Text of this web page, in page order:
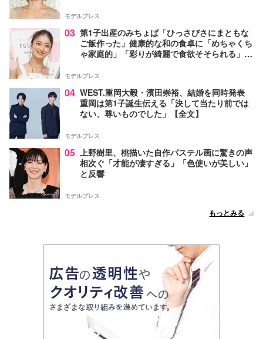
モデルプレス
03 第1子出産のみちょぱ「ひっさびさにまともな
ご飯作った」健康的な和の食卓に「めちゃくち
ゃ家庭的」「彩りが綺麗で食欲そそられる」の
モデルプレス
04 WEST.重岡大毅・濱田崇裕、結婚を同時発表
重岡は第1子誕生伝える「決して当たり前では
ない、尊いものでした」【全文】
モデルプレス
05
上野樹里、桃描いた自作パステル画に驚きの声
相次ぐ「才能が凄すぎる」「色使いが美しい」
と反響
モデルプレス
もっとみる